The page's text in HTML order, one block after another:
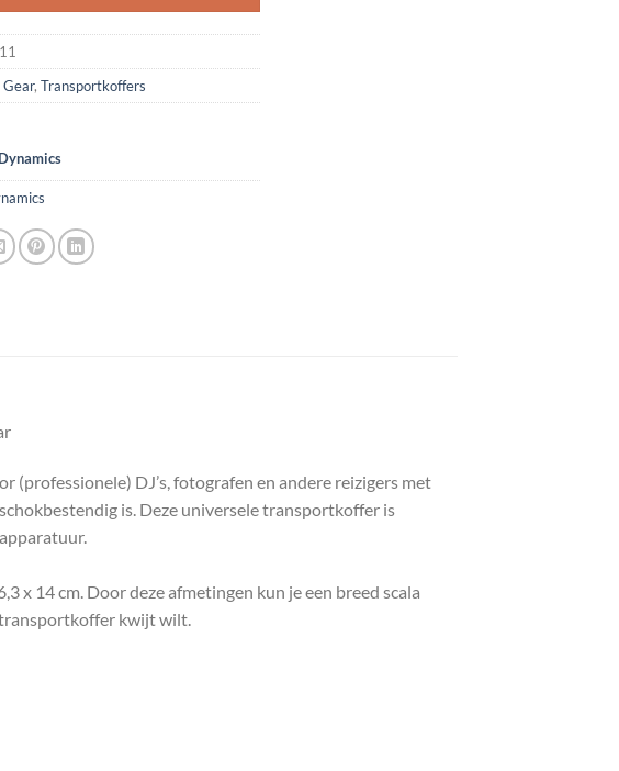
Gear, Transportkoffers
DJ’s, fotografen en andere reizigers met
is. Deze universele transportkoffer is
x 14 cm. Door deze afmetingen kun je een breed scala
transportkoffer kwijt wilt.